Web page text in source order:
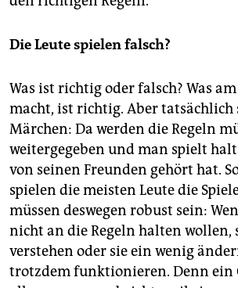
Die Leute spielen falsch?
Was ist richtig oder falsch? Was
macht, ist richtig. Aber tatsächlich
Märchen: Da werden die Regeln
weitergegeben und man spielt halt
von seinen Freunden gehört hat.
spielen die meisten Leute die
müssen deswegen robust sein:
nicht an die Regeln halten wollen,
verstehen oder sie ein wenig
trotzdem funktionieren. Denn ein